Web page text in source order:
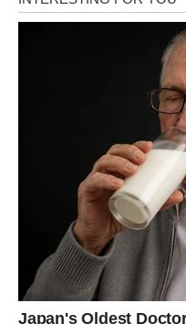
Finansijska ili emotivna
sa mnogo čvršćim
vrijeme koje donosi
Blizanci će dobiti priliku
razočaranje iz prošlosti
nosili sa sobom.
Međutim, jedna osoba
vam da nisu svi isti. Ono
nepovjerenje sada se